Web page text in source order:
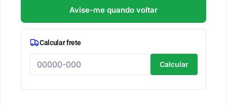
Avise-me quando voltar
Calcular frete
Calcular